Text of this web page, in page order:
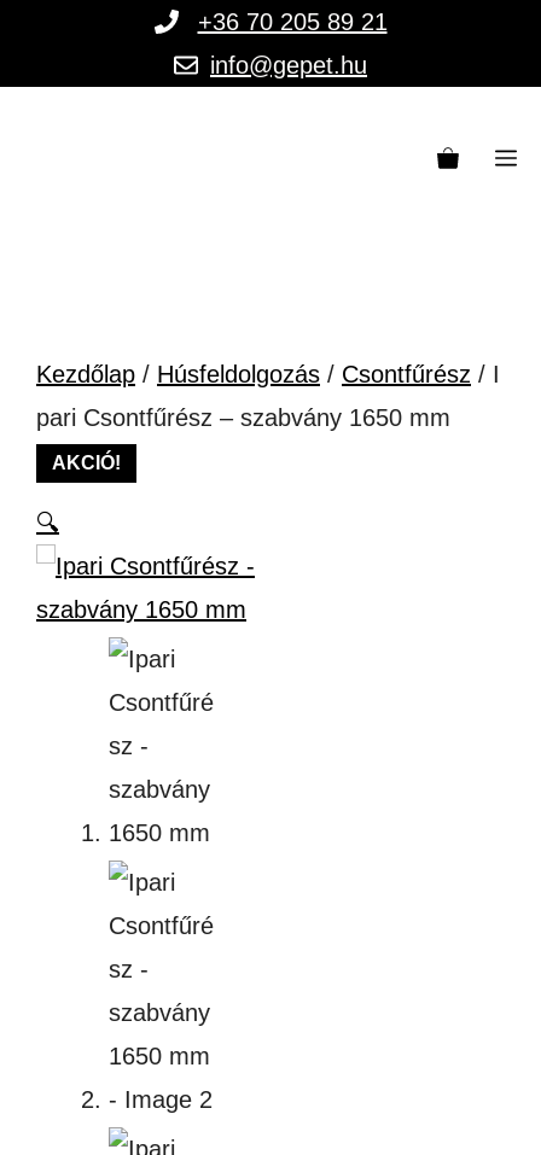
+36 70 205 89 21
info@gepet.hu
Kezdőlap / Húsfeldolgozás / Csontfűrész / I
pari Csontfűrész – szabvány 1650 mm
AKCIÓ!
🔍